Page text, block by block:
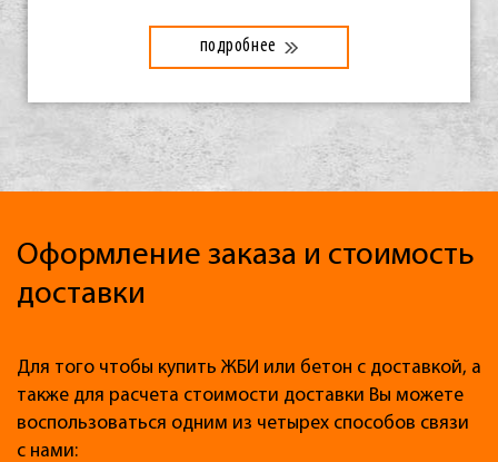
подробнее
Оформление заказа и стоимость
доставки
Для того чтобы купить ЖБИ или бетон с доставкой, а
также для расчета стоимости доставки Вы можете
воспользоваться одним из четырех способов связи
с нами: